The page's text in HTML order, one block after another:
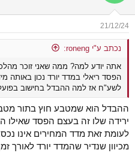
21/12/24
נכתב ע"י roneng:
אתה יודע למה? ממה שאני זוכר
הפסד ריאלי במדד יורד נכון באותה
לשע"ח אז למה ההבדל בחישוב
ההבדל הוא שמטבע חוץ בתור
ירידה שלו זה בעצם הפסד שאילו
לעומת זאת מדד המחירים אינו
מכיוון שנדיר שהמדד יורד לאורך